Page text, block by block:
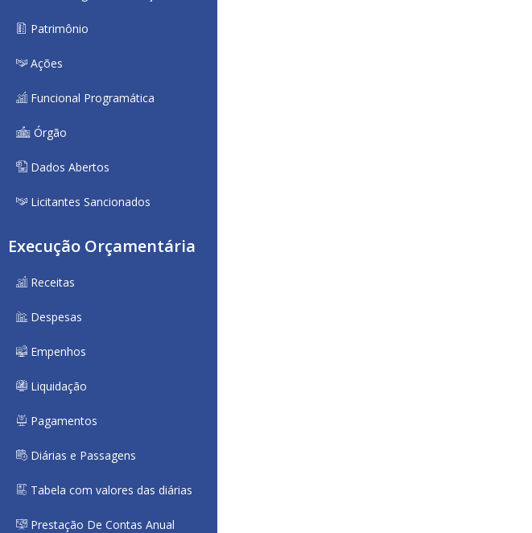
Patrimônio
Ações
Funcional Programática
Órgão
Dados Abertos
Licitantes Sancionados
Execução Orçamentária
Receitas
Despesas
Empenhos
Liquidação
Pagamentos
Diárias e Passagens
Tabela com valores das diárias
Prestação De Contas Anual